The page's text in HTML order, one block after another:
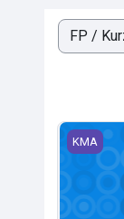
Kategorie
MA1-M
KMA